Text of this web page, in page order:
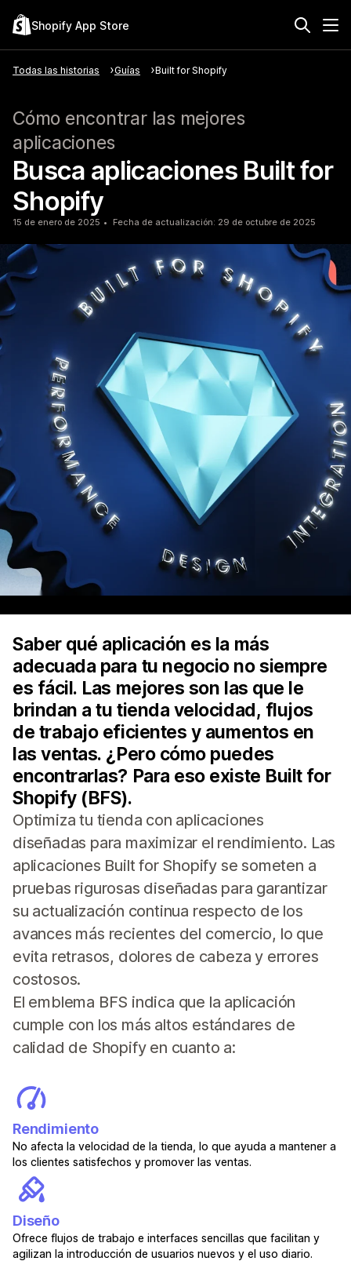
Shopify App Store
Todas las historias Guías Built for Shopify
Cómo encontrar las mejores
aplicaciones
Busca aplicaciones Built for
Shopify
15 de enero de 2025 Fecha de actualización: 29 de octubre de 2025
Saber qué aplicación es la más
adecuada para tu negocio no siempre
es fácil. Las mejores son las que le
brindan a tu tienda velocidad, flujos
de trabajo eficientes y aumentos en
las ventas. ¿Pero cómo puedes
encontrarlas? Para eso existe Built for
Shopify (BFS).
Optimiza tu tienda con aplicaciones
diseñadas para maximizar el rendimiento. Las
aplicaciones Built for Shopify se someten a
pruebas rigurosas diseñadas para garantizar
su actualización continua respecto de los
avances más recientes del comercio, lo que
evita retrasos, dolores de cabeza y errores
costosos.
El emblema BFS indica que la aplicación
cumple con los más altos estándares de
calidad de Shopify en cuanto a:
Rendimiento
No afecta la velocidad de la tienda, lo que ayuda a mantener a
los clientes satisfechos y promover las ventas.
Diseño
Ofrece flujos de trabajo e interfaces sencillas que facilitan y
agilizan la introducción de usuarios nuevos y el uso diario.